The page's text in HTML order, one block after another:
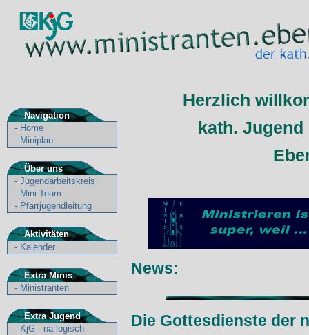
Navigation
- Home
- Miniplan
Über uns
- Jugendarbeitskreis
- Mini-Team
- Pfarrjugendleitung
Aktivitäten
- Kalender
Extra Minis
- Ministranten
Extra Jugend
- KjG - na logisch
Herzlich
kath.
News:
Die Gottesdienste der